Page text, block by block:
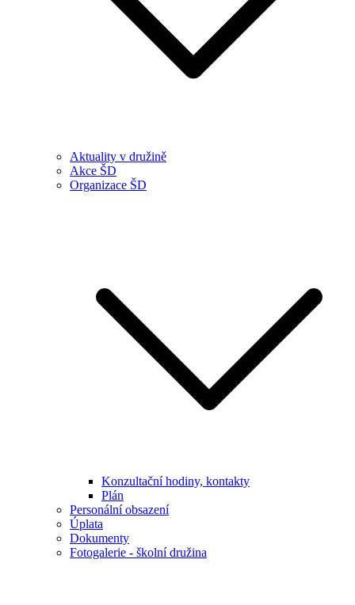
Aktuality v družině
Akce ŠD
Organizace ŠD
Konzultační hodiny, kontakty
Plán
Personální obsazení
Úplata
Dokumenty
Fotogalerie - školní družina